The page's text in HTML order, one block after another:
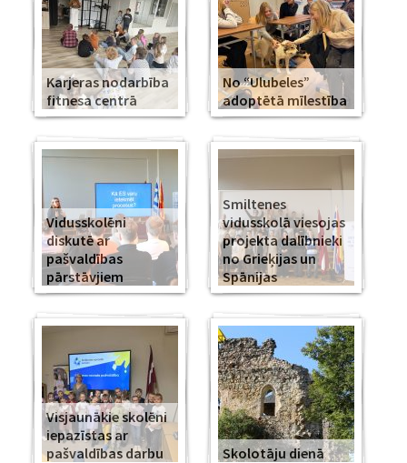
Karjeras nodarbība
fitnesa centrā
No “Ulubeles”
adoptētā mīlestība
Vidusskolēni
diskutē ar
pašvaldības
pārstāvjiem
Smiltenes
vidusskolā viesojas
projekta dalībnieki
no Grieķijas un
Spānijas
Visjaunākie skolēni
iepazīstas ar
pašvaldības darbu
Skolotāju dienā